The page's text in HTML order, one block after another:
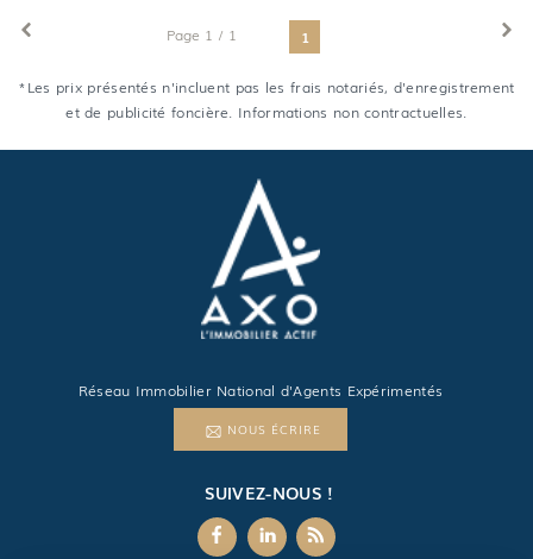
Page 1 / 1 1
*Les prix présentés n'incluent pas les frais notariés, d'enregistrement
et de publicité foncière. Informations non contractuelles.
Réseau Immobilier National d'Agents Expérimentés
NOUS ÉCRIRE
SUIVEZ-NOUS !